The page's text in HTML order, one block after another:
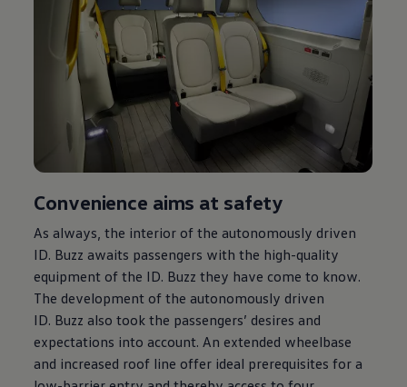
Convenience aims at safety
As always, the interior of the autonomously driven
ID. Buzz awaits passengers with the high-quality
equipment of the ID. Buzz they have come to know.
The development of the autonomously driven
ID. Buzz also took the passengers’ desires and
expectations into account. An extended wheelbase
and increased roof line offer ideal prerequisites for a